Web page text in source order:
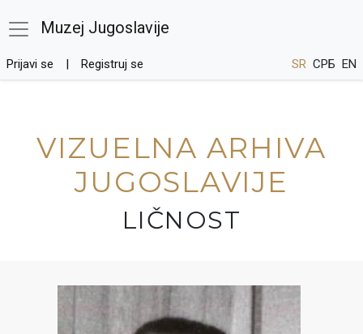
Muzej Jugoslavije
Prijavi se Registruj se SR СРБ EN
VIZUELNA ARHIVA
JUGOSLAVIJE
LIČNOST